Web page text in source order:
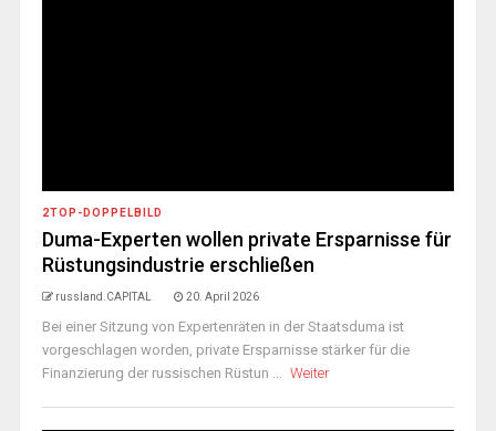
2TOP-DOPPELBILD
Duma-Experten wollen private Ersparnisse für
Rüstungsindustrie erschließen
russland.CAPITAL 20. April 2026
Bei einer Sitzung von Expertenräten in der Staatsduma ist
vorgeschlagen worden, private Ersparnisse stärker für die
Finanzierung der russischen Rüstun ... Weiter